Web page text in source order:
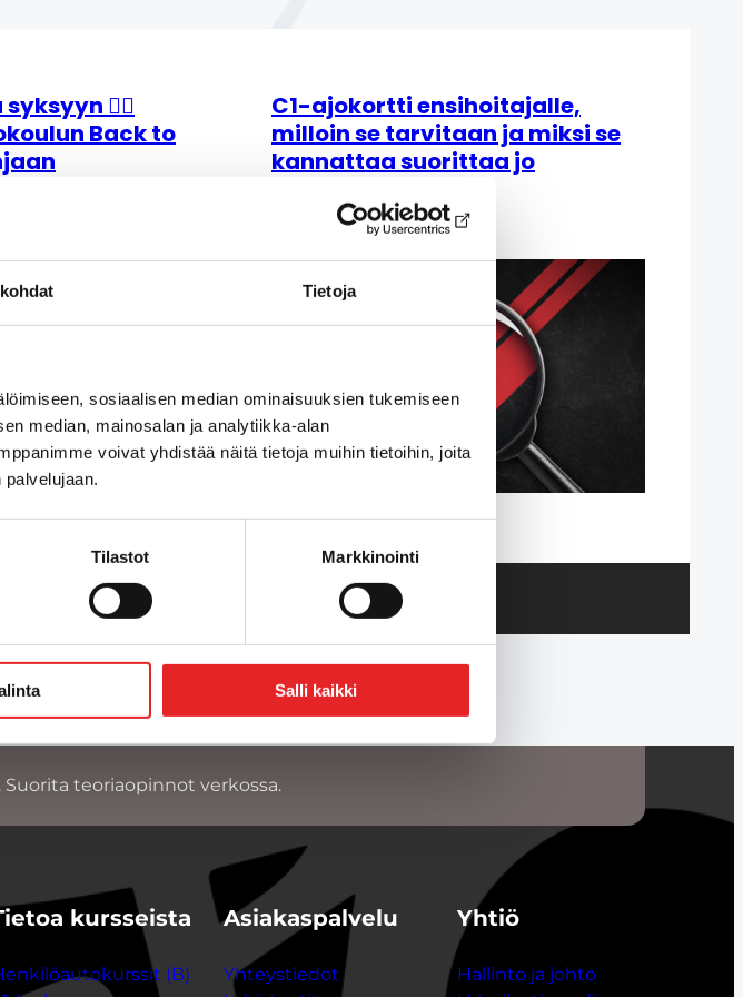
Tietoja
sosiaalisen median ominaisuuksien tukemiseen
median, mainosalan ja analytiikka-alan
voivat yhdistää näitä tietoja muihin tietoihin, joita
Tilastot Markkinointi
Salli kaikki
👉🏼
Back to
C1-ajokortti ensihoitajalle,
milloin se tarvitaan ja miksi se
kannattaa suorittaa jo
29 heinäkuun, 2026
teoriaopinnot verkossa.
kursseista
(B)
Asiakaspalvelu
Yhteystiedot
Yhtiö
Hallinto ja johto